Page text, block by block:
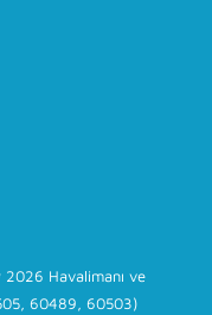
2026 Havalimanı ve
60489, 60503)